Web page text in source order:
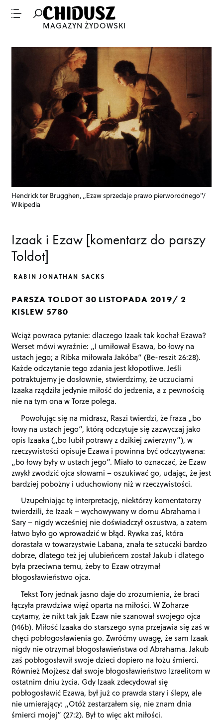
MAGAZYN ŻYDOWSKI
Hendrick ter Brugghen, „Ezaw sprzedaje prawo pierworodnego"/
Wikipedia
Izaak i Ezaw [komentarz do parszy
Toldot]
RABIN JONATHAN SACKS
PARSZA TOLDOT 30 LISTOPADA 2019/ 2
KISLEW 5780
Wciąż powraca pytanie: dlaczego Izaak tak kochał Ezawa?
Werset mówi wyraźnie: „I umiłował Esawa, bo łowy na
ustach jego; a Ribka miłowała Jakóba” (Be-reszit 26:28).
Każde odczytanie tego zdania jest kłopotliwe. Jeśli
potraktujemy je dosłownie, stwierdzimy, że uczuciami
Izaaka rządziła jedynie miłość do jedzenia, a z pewnością
nie na tym ona w Torze polega.
Powołując się na midrasz, Raszi twierdzi, że fraza „bo
łowy na ustach jego”, którą odczytuje się zazwyczaj jako
opis Izaaka („bo lubił potrawy z dzikiej zwierzyny”), w
rzeczywistości opisuje Ezawa i powinna być odczytywana:
„bo łowy były w ustach jego”. Miało to oznaczać, że Ezaw
zwykł zwodzić ojca słowami – oszukiwać go, udając, że jest
bardziej pobożny i uduchowiony niż w rzeczywistości.
Uzupełniając tę interpretację, niektórzy komentatorzy
twierdzili, że Izaak – wychowywany w domu Abrahama i
Sary – nigdy wcześniej nie doświadczył oszustwa, a zatem
łatwo było go wprowadzić w błąd. Rywka zaś, która
dorastała w towarzystwie Labana, znała te sztuczki bardzo
dobrze, dlatego też jej ulubieńcem został Jakub i dlatego
była przeciwna temu, żeby to Ezaw otrzymał
błogosławieństwo ojca.
Tekst Tory jednak jasno daje do zrozumienia, że braci
łączyła prawdziwa więź oparta na miłości. W Zoharze
czytamy, że nikt tak jak Ezaw nie szanował swojego ojca
(146b). Miłość Izaaka do starszego syna przejawia się zaś w
chęci pobłogosławienia go. Zwróćmy uwagę, że sam Izaak
nigdy nie otrzymał błogosławieństwa od Abrahama. Jakub
zaś pobłogosławił swoje dzieci dopiero na łożu śmierci.
Również Mojżesz dał swoje błogosławieństwo Izraelitom w
ostatnim dniu życia. Gdy Izaak zdecydował się
pobłogosławić Ezawa, był już co prawda stary i ślepy, ale
nie umierający: „Otóż zestarzałem się, nie znam dnia
śmierci mojej” (27:2). Był to więc akt miłości.